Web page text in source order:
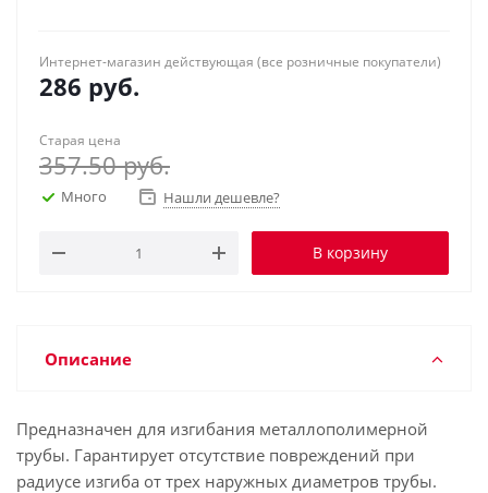
Интернет-магазин действующая (все розничные покупатели)
286 руб.
Старая цена
357.50руб.
Много Нашли дешевле?
В корзину
Описание
Предназначен для изгибания металлополимерной
трубы. Гарантирует отсутствие повреждений при
радиусе изгиба от трех наружных диаметров трубы.